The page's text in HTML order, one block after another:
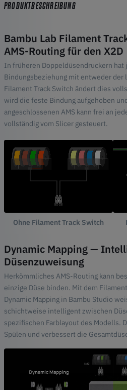
Kompatibel mit Bambu Lab X2D
PRODUKTBESCHREIBUNG
Bambu Lab Filament
AMS-Routing für den X2D
In früheren Doppeldüsendruckern
Bindungsbeziehung mit entweder der
Filament Track Switch ändert dies
wird die feste Bindung aufgehoben
angeschlossenen AMS kann frei an
vollständig vom Slicer gesteuert.
Ohne Filament Track Switch
Dynamic Mapping —
Düsenzuweisung
Herkömmliches AMS-Routing kann
einzige Düse binden. Mit dem
Dynamic Mapping in Bambu Studio
schichtweise intelligent zwischen
spezifischen Farblayout des Modells.
Spülen und verbessert die